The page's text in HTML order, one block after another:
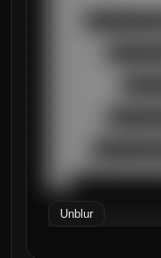
███
Unblur